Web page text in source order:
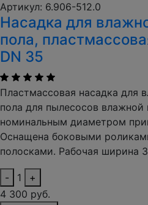
Артикул: 6.906-512.0
Насадка для
пола,
DN 35
Пластмассовая насадка для
пола для пылесосов влажной
номинальным диаметром
Оснащена боковыми
полосками. Рабочая ширина
- 1
+
4 300 руб.